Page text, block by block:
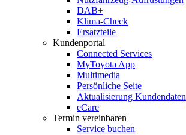
DAB+
Klima-Check
Ersatzteile
Kundenportal
Connected Services
MyToyota App
Multimedia
Persönliche Seite
Aktualisierung Kundendaten
eCare
Termin vereinbaren
Service buchen